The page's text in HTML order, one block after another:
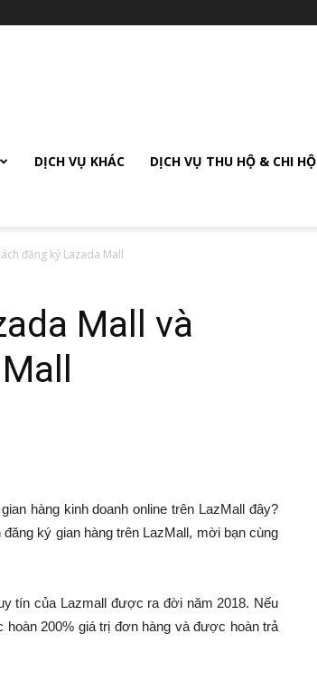
DỊCH VỤ KHÁC DỊCH VỤ THU HỘ & CHI HỘ
đăng ký Lazada Mall
Mall và
hàng kinh doanh online trên LazMall đây?
ký gian hàng trên LazMall, mời bạn cùng
tín của Lazmall được ra đời năm 2018. Nếu
200% giá trị đơn hàng và được hoàn trả